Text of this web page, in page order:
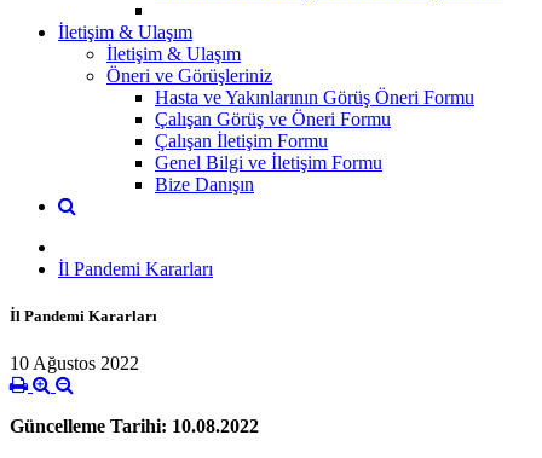
İletişim & Ulaşım
İletişim & Ulaşım
Öneri ve Görüşleriniz
Hasta ve Yakınlarının Görüş Öneri Formu
Çalışan Görüş ve Öneri Formu
Çalışan İletişim Formu
Genel Bilgi ve İletişim Formu
Bize Danışın
İl Pandemi Kararları
İl Pandemi Kararları
10 Ağustos 2022
Güncelleme Tarihi: 10.08.2022